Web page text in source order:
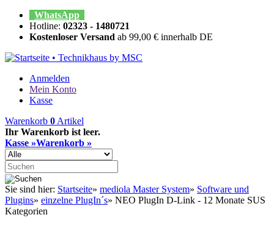
WhatsApp
Hotline: 02323 - 1480721
Kostenloser Versand ab 99,00 € innerhalb DE
Anmelden
Mein Konto
Kasse
Warenkorb 0 Artikel
Ihr Warenkorb ist leer.
Kasse »Warenkorb »
Sie sind hier: Startseite» mediola Master System» Software und
Plugins» einzelne PlugIn´s» NEO PlugIn D-Link - 12 Monate SUS
Kategorien